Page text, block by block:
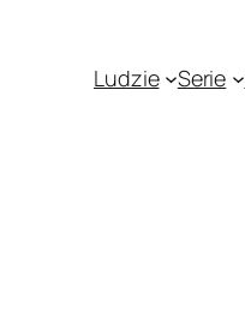
Ludzie Serie